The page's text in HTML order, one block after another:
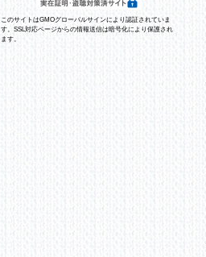
このサイトはGMOグローバルサインにより認証されていま
す。SSL対応ページからの情報送信は暗号化により保護され
ます。